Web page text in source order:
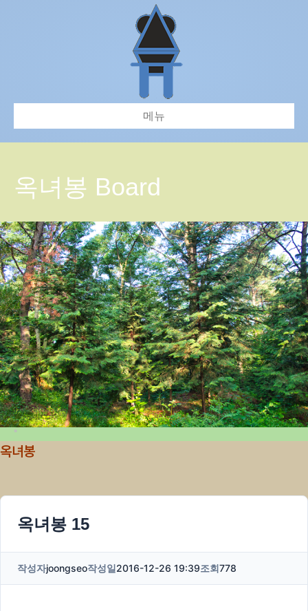
메뉴
옥녀봉 Board
옥녀봉
옥녀봉 15
작성자joongseo작성일2016-12-26 19:39조회778